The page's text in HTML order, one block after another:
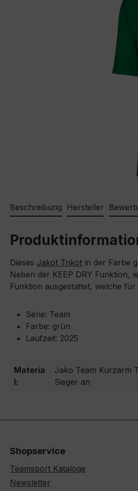
Beschreibung Hersteller
Dieses Jakot Trikot in der Farbe
Neben der KEEP DRY Funktion,
Funktion ausgestattet, welche
Serie: Team
Farbe: grün
Laufzeit: 2025
Materia
l:
Jako Team Kurzarm
Sieger an
Shopservice
Teamsport Kataloge
Newsletter